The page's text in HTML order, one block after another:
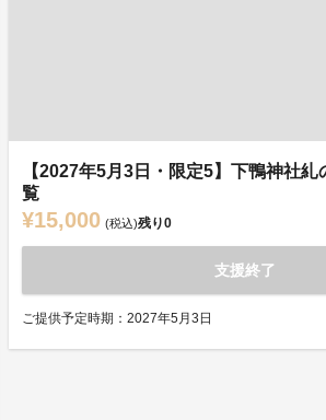
【2027年5月3日・限定5】下鴨神社
覧
¥15,000 (税込)残り0
支援終了
ご提供予定時期：2027年5月3日